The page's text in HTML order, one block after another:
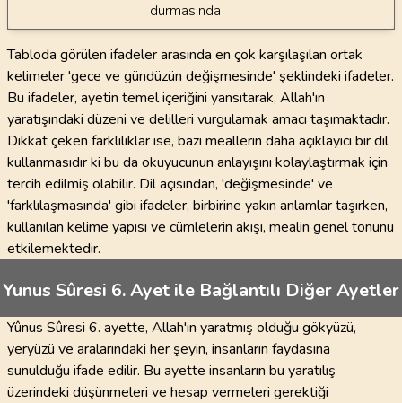
durmasında
Tabloda görülen ifadeler arasında en çok karşılaşılan ortak
kelimeler 'gece ve gündüzün değişmesinde' şeklindeki ifadeler.
Bu ifadeler, ayetin temel içeriğini yansıtarak, Allah'ın
yaratışındaki düzeni ve delilleri vurgulamak amacı taşımaktadır.
Dikkat çeken farklılıklar ise, bazı meallerin daha açıklayıcı bir dil
kullanmasıdır ki bu da okuyucunun anlayışını kolaylaştırmak için
tercih edilmiş olabilir. Dil açısından, 'değişmesinde' ve
'farklılaşmasında' gibi ifadeler, birbirine yakın anlamlar taşırken,
kullanılan kelime yapısı ve cümlelerin akışı, mealin genel tonunu
etkilemektedir.
Yunus Sûresi 6. Ayet ile Bağlantılı Diğer Ayetler
Yûnus Sûresi 6. ayette, Allah'ın yaratmış olduğu gökyüzü,
yeryüzü ve aralarındaki her şeyin, insanların faydasına
sunulduğu ifade edilir. Bu ayette insanların bu yaratılış
üzerindeki düşünmeleri ve hesap vermeleri gerektiği